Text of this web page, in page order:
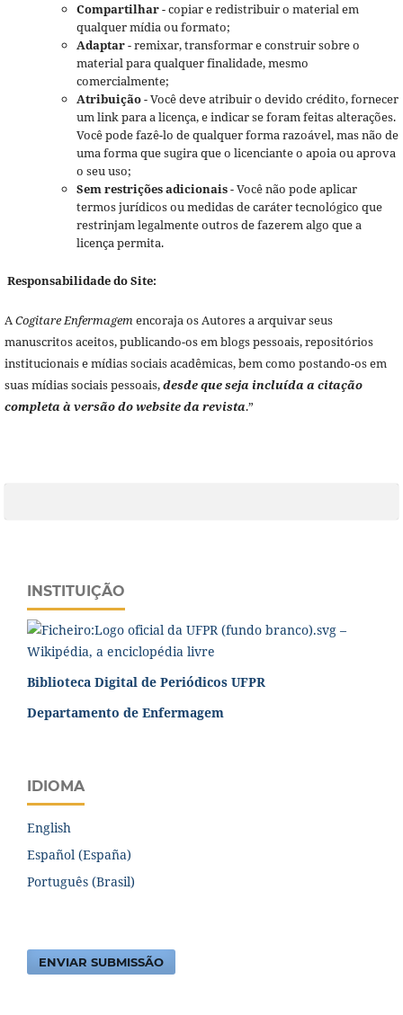
Compartilhar- copiar e redistribuir o material em
qualquer mídia ou formato;
Adaptar- remixar, transformar e construir sobre o
material para qualquer finalidade, mesmo
comercialmente;
Atribuição- Você deve atribuir o devido crédito, fornecer
um link para a licença, e indicar se foram feitas alterações.
Você pode fazê-lo de qualquer forma razoável, mas não de
uma forma que sugira que o licenciante o apoia ou aprova
o seu uso;
Sem restrições adicionais- Você não pode aplicar
termos jurídicos ou medidas de caráter tecnológico que
restrinjam legalmente outros de fazerem algo que a
licença permita.
Responsabilidade do Site:
ACogitare Enfermagemencoraja os Autores a arquivar seus
manuscritos aceitos, publicando-os em blogs pessoais, repositórios
institucionais e mídias sociais acadêmicas, bem como postando-os em
suas mídias sociais pessoais,desde que seja incluída a citação
completa à versão do website da revista.”
INSTITUIÇÃO
Biblioteca Digital de Periódicos UFPR
Departamento de Enfermagem
IDIOMA
English
Español (España)
Português (Brasil)
ENVIAR SUBMISSÃO